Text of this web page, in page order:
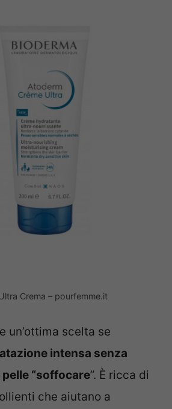
Crema – pourfemme.it
un’ottima scelta se
intensa senza
“soffocare”. È ricca di
che aiutano a